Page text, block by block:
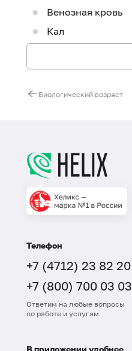
Венозная кровь
Кал
Биологический возраст
Телефон
+7 (4712) 23 82 20
+7 (800) 700 03 03
Ответим на любые вопросы
по работе и услугам